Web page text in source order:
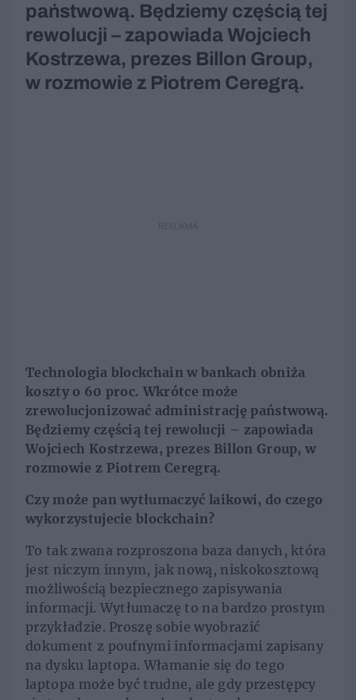
państwową. Będziemy częścią tej
rewolucji – zapowiada Wojciech
Kostrzewa, prezes Billon Group,
w rozmowie z Piotrem Ceregrą.
REKLAMA
Technologia blockchain w bankach obniża
koszty o 60 proc. Wkrótce może
zrewolucjonizować administrację państwową.
Będziemy częścią tej rewolucji – zapowiada
Wojciech Kostrzewa, prezes Billon Group, w
rozmowie z Piotrem Ceregrą.
Czy może pan wytłumaczyć laikowi, do czego
wykorzystujecie blockchain?
To tak zwana rozproszona baza danych, która
jest niczym innym, jak nową, niskokosztową
możliwością bezpiecznego zapisywania
informacji. Wytłumaczę to na bardzo prostym
przykładzie. Proszę sobie wyobrazić
dokument z poufnymi informacjami zapisany
na dysku laptopa. Włamanie się do tego
laptopa może być trudne, ale gdy przestępcy